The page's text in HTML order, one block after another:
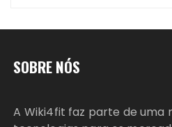
SOBRE NÓS
A Wiki4fit faz parte de uma